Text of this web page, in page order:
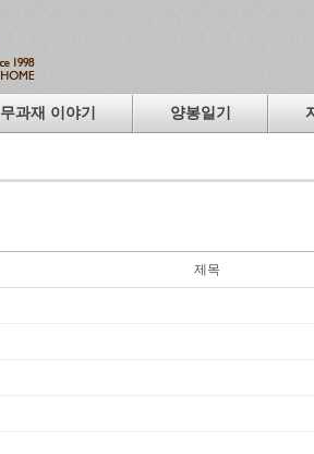
무과재 이야기 양봉일기
제목